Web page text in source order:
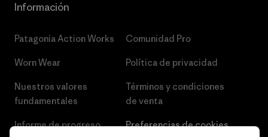
Información
Patagonia Action Works
Worn Wear
Nuestros valores
fundamentales
Informe de progreso
Comunidad Pro
Política de privacidad
Términos y condiciones
de venta
Preferencias de cookies